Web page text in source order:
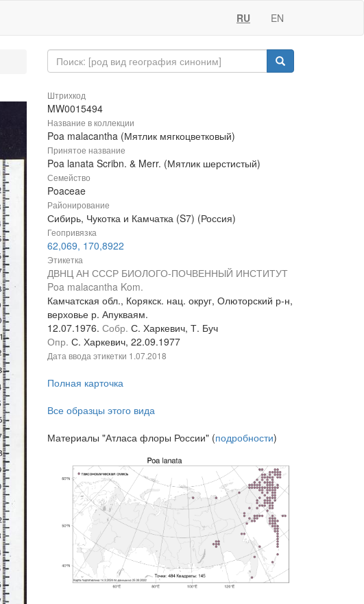
RU EN
Штрихкод
MW0015494
Название в коллекции
Poa malacantha (Мятлик мягкоцветковый)
Принятое название
Poa lanata Scribn. & Merr. (Мятлик шерстистый)
Семейство
Poaceae
Районирование
Сибирь, Чукотка и Камчатка (S7) (Россия)
Геопривязка
62,069, 170,8922
Этикетка
ДВНЦ АН СССР БИОЛОГО-ПОЧВЕННЫЙ ИНСТИТУТ
Poa malacantha Kom.
Камчатская обл., Корякск. нац. округ, Олюторский р-н,
верховье р. Апукваям.
12.07.1976. Собр. С. Харкевич, Т. Буч
Опр. С. Харкевич, 22.09.1977
Дата ввода этикетки 1.07.2018
Полная карточка
Все образцы этого вида
Материалы "Атласа флоры России" (подробности)